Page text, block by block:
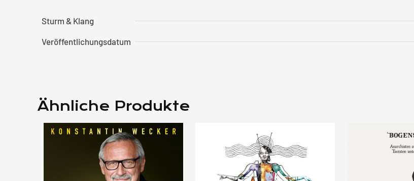
Sturm & Klang
Veröffentlichungsdatum
Ähnliche Produkte